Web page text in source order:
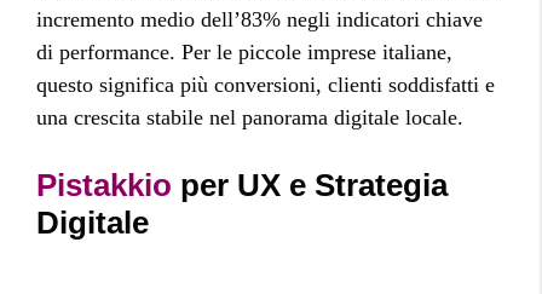
incremento medio dell’83% negli indicatori chiave
di performance. Per le piccole imprese italiane,
questo significa più conversioni, clienti soddisfatti e
una crescita stabile nel panorama digitale locale.
Pistakkio per UX e Strategia
Digitale